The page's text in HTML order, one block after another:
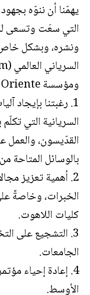
يهمّنا أن ننوّه
التي سعَت وتسعى
ونشره، وبشكل
ومؤسسة Pro Oriente، ونؤكّد على:
1. رغبتنا بإيجاد
السريانية التي
القدّيسون، والعمل
بالوسائل المتاحة
2. أهمية تعزيز
الخبرات، وخاصةً
كليات اللاهوت.
3. التشجيع على
الجامعات.
4. إعادة إحياء
الأوسط.